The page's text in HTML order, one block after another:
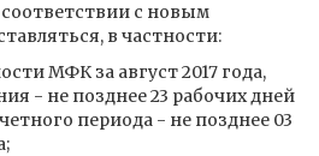
с новым
в частности:
МФК за август 2017 года,
- не позднее 23 рабочих дней
периода - не позднее 03